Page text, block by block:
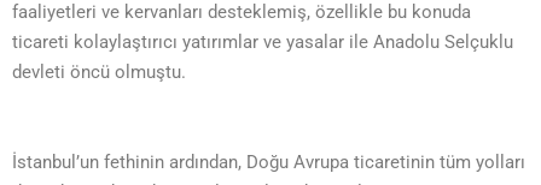
faaliyetleri ve kervanları desteklemiş, özellikle bu konuda
ticareti kolaylaştırıcı yatırımlar ve yasalar ile Anadolu Selçuklu
devleti öncü olmuştu.
İstanbul’un fethinin ardından, Doğu Avrupa ticaretinin tüm yolları